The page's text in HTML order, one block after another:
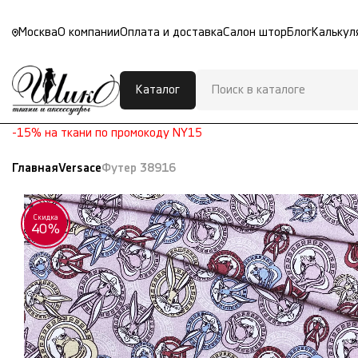
МоскваО компанииОплата и доставкаСалон штор Блог
Каталог
-15% на ткани по промокоду NY15
ГлавнаяVersaceФутер 38916
Скидка
40%